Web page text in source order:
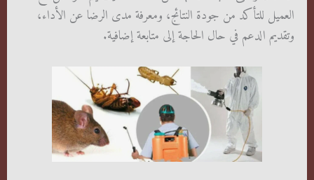
العميل للتأكد من جودة النتائج، ومعرفة مدى الرضا عن الأداء،
وتقديم الدعم في حال الحاجة إلى متابعة إضافية.